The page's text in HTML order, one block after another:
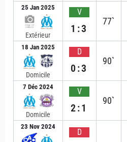
25 Jan 2025
Extérieur
V
1:3
77`
18 Jan 2025
Domicile
D
0:3
90`
7 Déc 2024
Domicile
V
2:1
90`
23 Nov 2024
D